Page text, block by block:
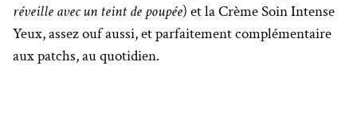
réveille avec un teint de poupée) et la Crème Soin Intense
Yeux, assez ouf aussi, et parfaitement complémentaire
aux patchs, au quotidien.